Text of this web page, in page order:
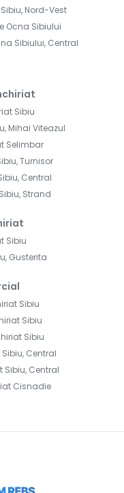
Nord-Vest
Ocna Sibiului
Sibiului, Central
Sibiu
Mihai Viteazul
Selimbar
Turnisor
Central
Strand
Sibiu
Gusterita
Sibiu
Sibiu
Sibiu
Central
Central
Cisnadie